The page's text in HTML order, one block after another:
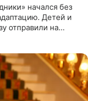
начался без
Детей и
отправили на